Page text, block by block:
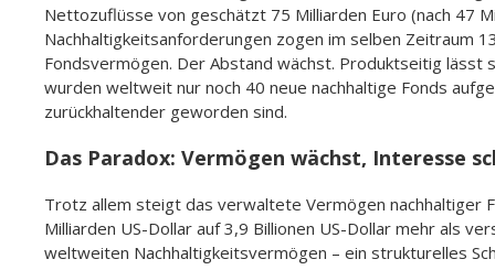
Nettozuflüsse von geschätzt 75 Milliarden Euro (nach 47
Nachhaltigkeitsanforderungen zogen im selben Zeitraum
Fondsvermögen. Der Abstand wächst. Produktseitig
wurden weltweit nur noch 40 neue nachhaltige Fonds
zurückhaltender geworden sind.
Das Paradox: Vermögen wächst, Interesse
Trotz allem steigt das verwaltete Vermögen nachhaltiger
Milliarden US-Dollar auf 3,9 Billionen US-Dollar mehr als
weltweiten Nachhaltigkeitsvermögen – ein strukturelles